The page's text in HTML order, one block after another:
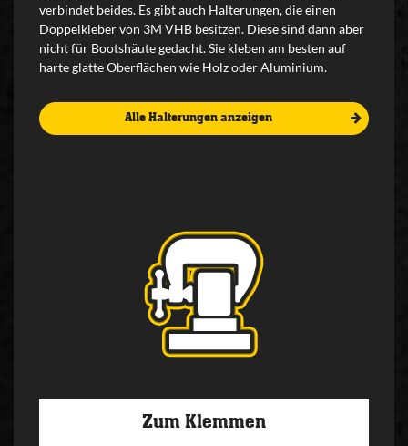
verbindet beides. Es gibt auch Halterungen, die einen
Doppelkleber von 3M VHB besitzen. Diese sind dann aber
nicht für Bootshäute gedacht. Sie kleben am besten auf
harte glatte Oberflächen wie Holz oder Aluminium.
Alle Halterungen anzeigen
Zum Klemmen